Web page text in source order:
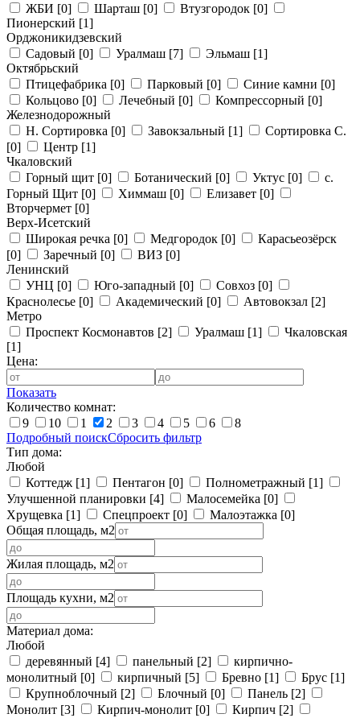
ЖБИ [0] Шарташ [0] Втузгородок [0]
Пионерский [1]
Орджоникидзевский
Садовый [0] Уралмаш [7] Эльмаш [1]
Октябрьский
Птицефабрика [0] Парковый [0] Синие камни [0]
Кольцово [0] Лечебный [0] Компрессорный [0]
Железнодорожный
Н. Сортировка [0] Завокзальный [1]
Сортировка С.
[0]
Центр [1]
Чкаловский
Горный щит [0] Ботанический [0] Уктус [0]
с.
Горный Щит [0] Химмаш [0] Елизавет [0]
Вторчермет [0]
Верх-Исетский
Широкая речка [0] Медгородок [0]
Карасьеозёрск
[0]
Заречный [0] ВИЗ [0]
Ленинский
УНЦ [0] Юго-западный [0] Совхоз [0]
Краснолесье [0] Академический [0] Автовокзал [2]
Метро
Проспект Космонавтов [2] Уралмаш [1]
Чкаловская
[1]
Цена:
Показать
Количество комнат:
9
10 1 2 3 4 5 6
8
Подробный поискСбросить фильтр
Тип дома:
Любой
Коттедж [1] Пентагон [0] Полнометражный [1]
Улучшенной планировки [4] Малосемейка [0]
Хрущевка [1] Спецпроект [0] Малоэтажка [0]
Общая площадь, м2
Жилая площадь, м2
Площадь кухни, м2
Материал дома:
Любой
деревянный [4] панельный [2]
кирпично-
монолитный [0] кирпичный [5] Бревно [1] Брус [1]
Крупноблочный [2] Блочный [0] Панель [2]
Монолит [3] Кирпич-монолит [0] Кирпич [2]